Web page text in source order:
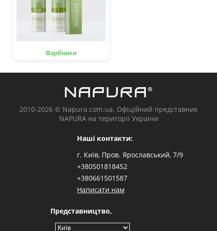
Фарбники
2010-2026 © Napura.com.ua. Офіційний представник
NAPURA на території України
Наші контакти:
г. Київ, Пров. Ярославський, 7/9
+380501818452
+380661501587
Написати нам
Представництво,